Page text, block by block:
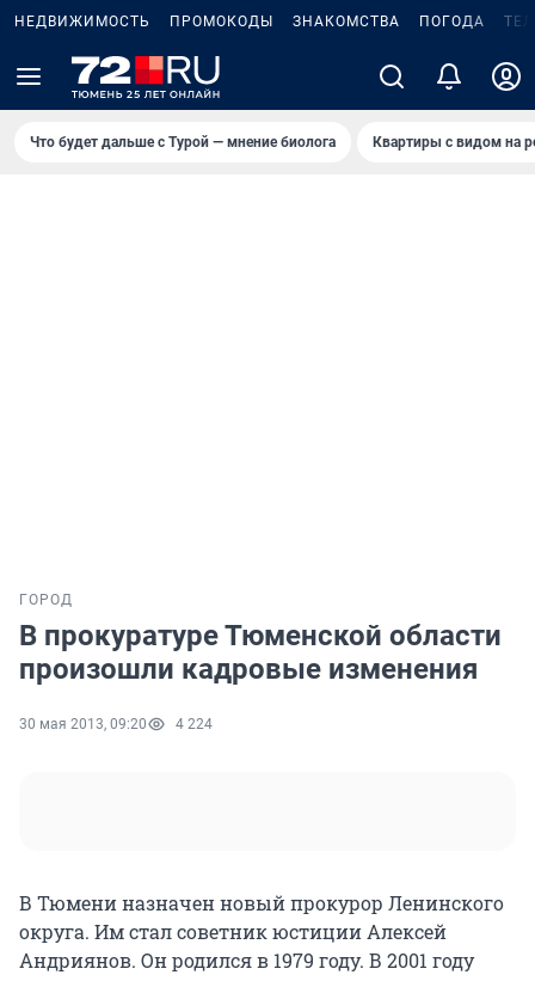
НЕДВИЖИМОСТЬ ПРОМОКОДЫ ЗНАКОМСТВА ПОГОДА
Что будет дальше с Турой — мнение биолога Квартиры с видом на
ГОРОД
В прокуратуре Тюменской области
произошли кадровые изменения
30 мая 2013, 09:20 4 224
В Тюмени назначен новый прокурор Ленинского
округа. Им стал советник юстиции Алексей
Андриянов. Он родился в 1979 году. В 2001 году